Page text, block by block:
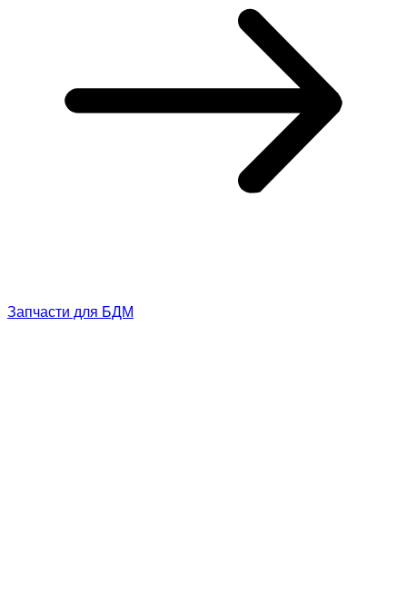
Запчасти для БДМ